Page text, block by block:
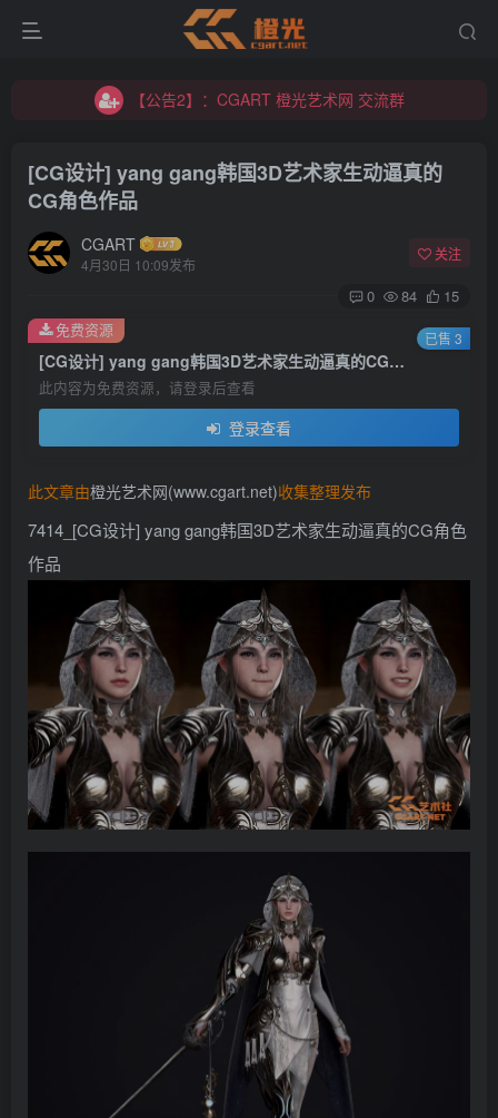
【公告2】：CGART 橙光艺术网 交流群
【公告2】：CGART 橙光艺术网 交流群
[CG设计] yang gang韩国3D艺术家生动逼真的
CG角色作品
CGART
4月30日 10:09发布
关注
0 84 15
[CG设计] yang gang韩国3D艺术家生动逼真的CG角色作品
此内容为免费资源，请登录后查看
登录查看
免费资源 已售 3
此文章由橙光艺术网(www.cgart.net)收集整理发布
7414_[CG设计] yang gang韩国3D艺术家生动逼真的CG角色
作品
登录
没有账号？立即注册
用户名/手机号/邮箱
登录密码
记住登录 找回密码
登录
社交账号登录
QQ登录